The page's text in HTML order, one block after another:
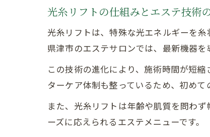
光糸リフトの仕組みとエステ技術
光糸リフトは、特殊な光エネルギーを
県津市のエステサロンでは、最新機器
この技術の進化により、施術時間が短
ターケア体制も整っているため、初めて
また、光糸リフトは年齢や肌質を問わ
ーズに応えられるエステメニューです。